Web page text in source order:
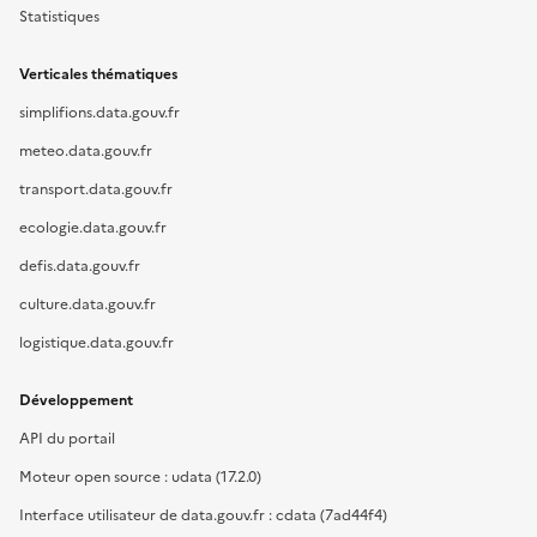
Statistiques
Verticales thématiques
simplifions.data.gouv.fr
meteo.data.gouv.fr
transport.data.gouv.fr
ecologie.data.gouv.fr
defis.data.gouv.fr
culture.data.gouv.fr
logistique.data.gouv.fr
Développement
API du portail
Moteur open source : udata (17.2.0)
Interface utilisateur de data.gouv.fr : cdata (7ad44f4)